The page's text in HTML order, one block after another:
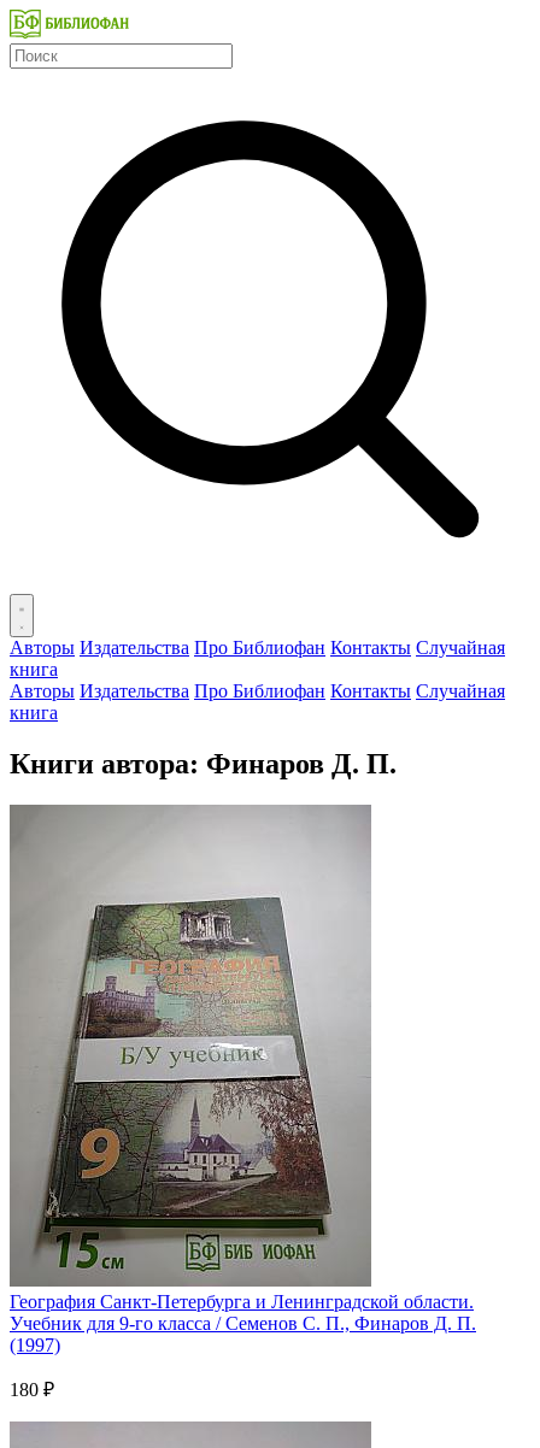
Авторы Издательства Про Библиофан Контакты Случайная
книга
Авторы Издательства Про Библиофан Контакты Случайная
книга
Книги автора: Финаров Д. П.
География Санкт-Петербурга и Ленинградской области.
Учебник для 9-го класса / Семенов С. П., Финаров Д. П.
(1997)
180 ₽